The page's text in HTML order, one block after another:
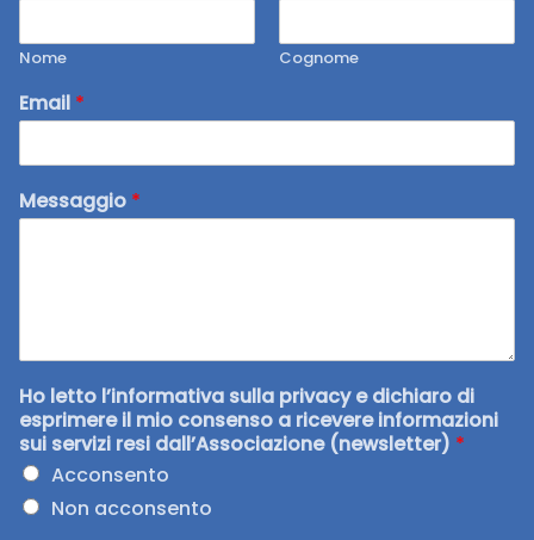
Nome Cognome
Email *
Messaggio *
Ho letto l’informativa sulla privacy e dichiaro di
esprimere il mio consenso a ricevere informazioni
sui servizi resi dall’Associazione (newsletter) *
Acconsento
Non acconsento